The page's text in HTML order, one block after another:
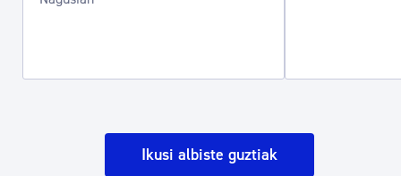
Ikusi albiste guztiak